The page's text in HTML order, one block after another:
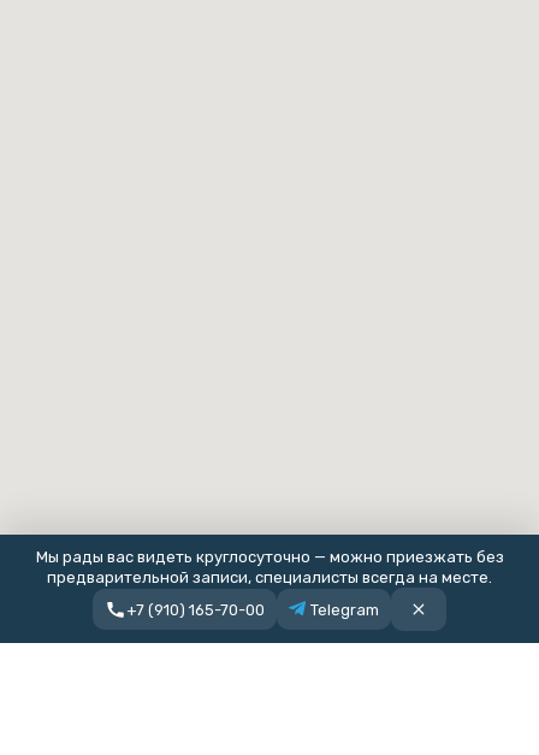
Мы рады вас видеть круглосуточно — можно приезжать без
предварительной записи, специалисты всегда на месте.
+7 (910) 165-70-00
Telegram